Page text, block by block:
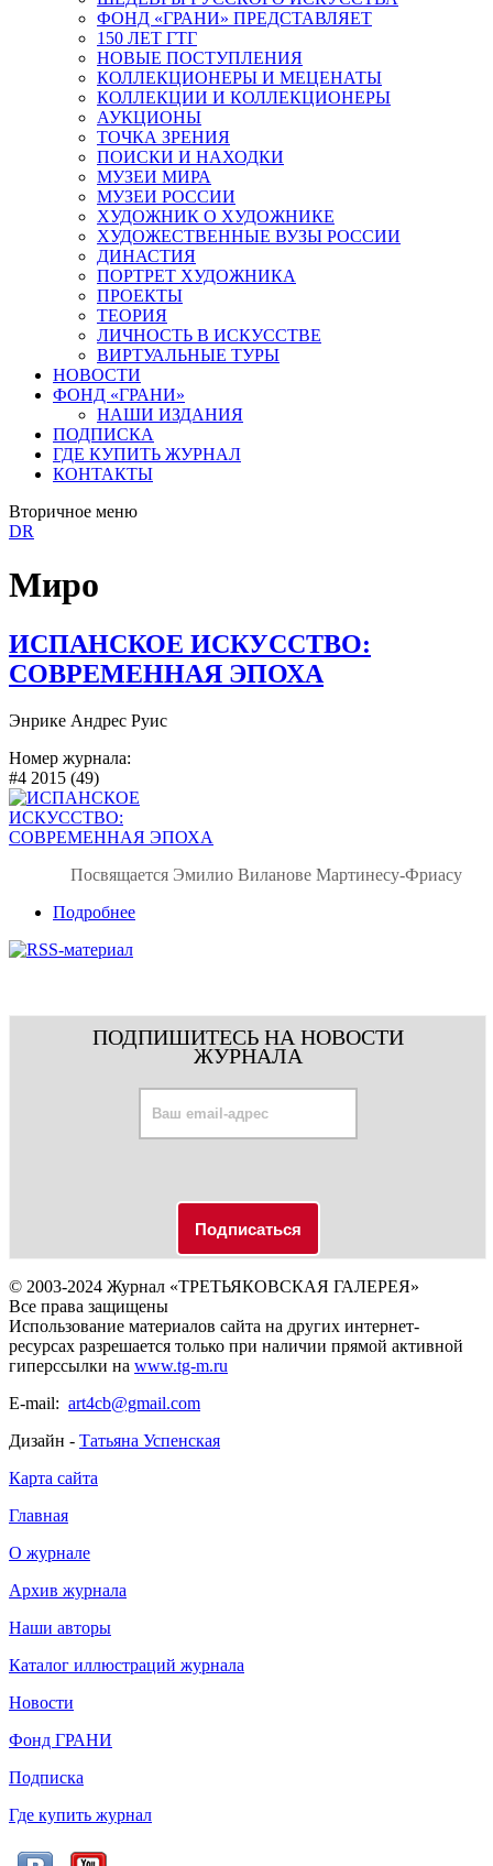
ФОНД «ГРАНИ» ПРЕДСТАВЛЯЕТ
150 ЛЕТ ГТГ
НОВЫЕ ПОСТУПЛЕНИЯ
КОЛЛЕКЦИОНЕРЫ И МЕЦЕНАТЫ
КОЛЛЕКЦИИ И КОЛЛЕКЦИОНЕРЫ
АУКЦИОНЫ
ТОЧКА ЗРЕНИЯ
ПОИСКИ И НАХОДКИ
МУЗЕИ МИРА
МУЗЕИ РОССИИ
ХУДОЖНИК О ХУДОЖНИКЕ
ХУДОЖЕСТВЕННЫЕ ВУЗЫ РОССИИ
ДИНАСТИЯ
ПОРТРЕТ ХУДОЖНИКА
ПРОЕКТЫ
ТЕОРИЯ
ЛИЧНОСТЬ В ИСКУССТВЕ
ВИРТУАЛЬНЫЕ ТУРЫ
НОВОСТИ
ФОНД «ГРАНИ»
НАШИ ИЗДАНИЯ
ПОДПИСКА
ГДЕ КУПИТЬ ЖУРНАЛ
КОНТАКТЫ
Вторичное меню
DR
Миро
ИСПАНСКОЕ ИСКУССТВО:
СОВРЕМЕННАЯ ЭПОХА
Энрике Андрес Руис
Номер журнала:
#4 2015 (49)
Посвящается Эмилио Виланове Мартинесу-Фриасу
Подробнее
ПОДПИШИТЕСЬ НА НОВОСТИ
ЖУРНАЛА
© 2003-2024 Журнал «ТРЕТЬЯКОВСКАЯ ГАЛЕРЕЯ»
Все права защищены
Использование материалов сайта на других интернет-
ресурсах разрешается только при наличии прямой активной
гиперссылки на www.tg-m.ru
E-mail: art4cb@gmail.com
Дизайн - Татьяна Успенская
Карта сайта
Главная
О журнале
Архив журнала
Наши авторы
Каталог иллюстраций журнала
Новости
Фонд ГРАНИ
Подписка
Где купить журнал